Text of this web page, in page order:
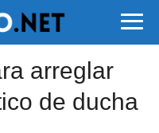
arreglar
de ducha